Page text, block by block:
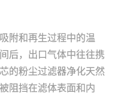
附和再生过程中的温
后，出口气体中往往携
的粉尘过滤器净化天然
阻挡在滤体表面和内